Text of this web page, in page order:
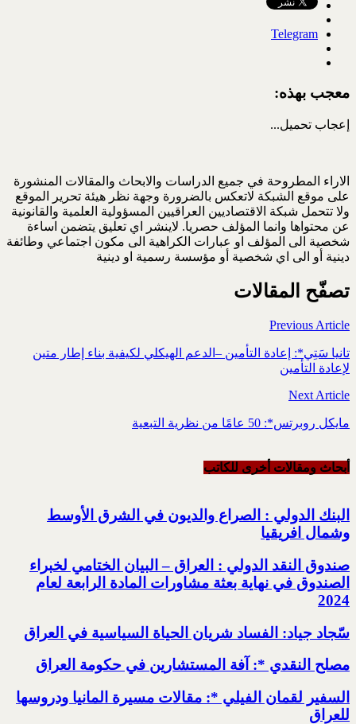
Telegram
معجب بهذه:
إعجاب تحميل...
الاراء المطروحة في جميع الدراسات والابحاث والمقالات المنشورة
على موقع الشبكة لاتعكس بالضرورة وجهة نظر هيئة تحرير الموقع
ولا تتحمل شبكة الاقتصاديين العراقيين المسؤولية العلمية والقانونية
عن محتواها وانما المؤلف حصريا. لاينشر اي تعليق يتضمن اساءة
شخصية الى المؤلف او عبارات الكراهية الى مكون اجتماعي وطائفة
دينية أو الى اي شخصية أو مؤسسة رسمية او دينية
تصفّح المقالات
Previous Article
تانيا سَتِي*: إعادة التأمين –الدعم الهيكلي لكيفية بناء إطار متين
لإعادة التأمين
Next Article
مايكل روبرتس*: 50 عامًا من نظرية التبعية
أبحاث ومقالات أخرى للکاتب
البنك الدولي : الصراع والديون في الشرق الأوسط
وشمال افريقيا
صندوق النقد الدولي : العراق – البيان الختامي لخبراء
الصندوق في نهاية بعثة مشاورات المادة الرابعة لعام
2024
سّجاد جياد: الفساد شريان الحياة السياسية في العراق
مصلح النقدي *: آفة المستشارين في حكومة العراق
السفير لقمان الفيلي *: مقالات مسيرة المانيا ودروسها
للعراق